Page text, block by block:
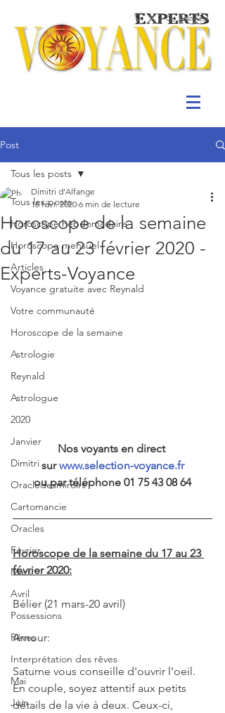
Post
Tous les posts
Horoscope hebdomadaire
Horoscope mensuel
Articles
Voyance gratuite avec Reynald
Votre communauté
Horoscope de la semaine
Astrologie
Reynald
Astrologue
2020
Janvier
Dimitri
Oracledesmiroirs
Cartomancie
Oracles
Février
Mars
Avril
Possessions
Rêves
Interprétation des rêves
Mai
Juin
Tous les posts
Horoscope de la semaine
du 17 au 23 février 2020 -
Experts-Voyance
Dimitri d'Alfange
16 févr. 2020 6 min de lecture
Nos voyants en direct
sur www.selection-voyance.fr
ou par téléphone 01 75 43 08 64
Horoscope de la semaine du 17 au 23
février 2020:
Bélier (21 mars-20 avril)
Amour:
Saturne vous conseille d'ouvrir l'oeil.
En couple, soyez attentif aux petits
détails de la vie à deux. Ceux-ci,